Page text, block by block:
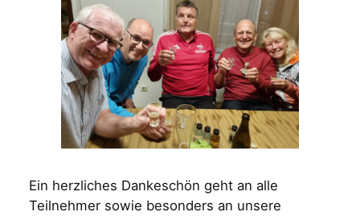
Ein herzliches Dankeschön geht an alle
Teilnehmer sowie besonders an unsere